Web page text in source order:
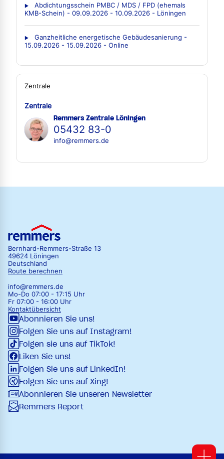
Abdichtungsschein PMBC / MDS / FPD (ehemals
KMB-Schein) - 09.09.2026 - 10.09.2026 - Löningen
Ganzheitliche energetische Gebäudesanierung -
15.09.2026 - 15.09.2026 - Online
Zentrale
Zentrale
Remmers Zentrale Löningen
05432 83-0
info@remmers.de
Bernhard-Remmers-Straße 13
49624 Löningen
Deutschland
Route berechnen
info@remmers.de
Mo-Do 07:00 - 17:15 Uhr
Fr 07:00 - 16:00 Uhr
Kontaktübersicht
Abonnieren Sie uns!
Folgen Sie uns auf Instagram!
Folgen sie uns auf TikTok!
Liken Sie uns!
Folgen Sie uns auf LinkedIn!
Folgen Sie uns auf Xing!
Abonnieren Sie unseren Newsletter
Remmers Report